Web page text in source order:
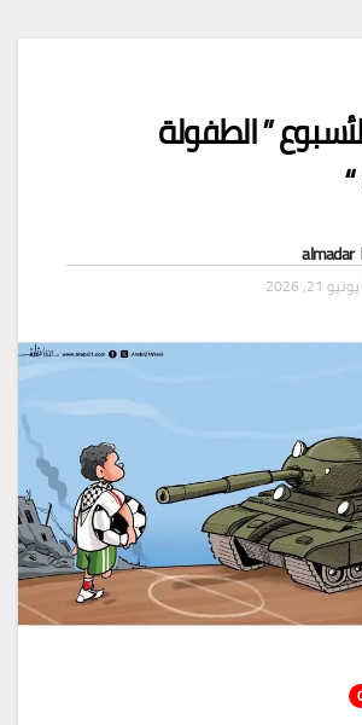
” الطفولة
almadar
يونيو 21, 2026